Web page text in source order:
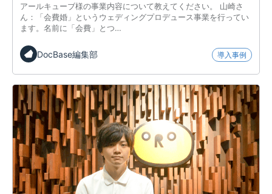
アールキューブ様の事業内容について教えてください。 山崎さ
ん：「会費婚」というウェディングプロデュース事業を行ってい
ます。名前に「会費」とつ…
DocBase編集部 導入事例